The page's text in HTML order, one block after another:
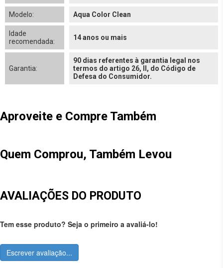
Modelo: Aqua Color Clean
Idade
recomendada:
14 anos ou mais
Garantia:
90 dias referentes à garantia legal nos
termos do artigo 26, II, do Código de
Defesa do Consumidor.
Aproveite e Compre Também
Quem Comprou, Também Levou
AVALIAÇÕES DO PRODUTO
Tem esse produto? Seja o primeiro a avaliá-lo!
Escrever avaliação...